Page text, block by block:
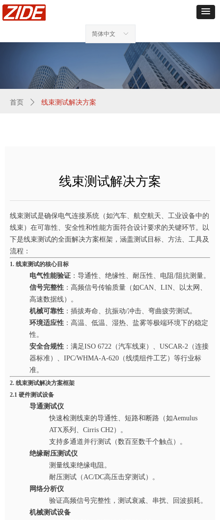
ꀅ
简体中文
首页 ꄲ 线束测试解决方案
线束测试解决方案
线束测试是确保电气连接系统（如汽车、航空航天、工业设备中的
线束）在可靠性、安全性和性能方面符合设计要求的关键环节。以
下是线束测试的全面解决方案框架，涵盖测试目标、方法、工具及
流程：
1. 线束测试的核心目标
电气性能验证 ：导通性、绝缘性、耐压性、电阻/阻抗测量。
信号完整性 ：高频信号传输质量（如CAN、LIN、以太网、
高速数据线）。
机械可靠性 ：插拔寿命、抗振动/冲击、弯曲疲劳测试。
环境适应性 ：高温、低温、湿热、盐雾等极端环境下的稳定
性。
安全合规性 ：满足ISO 6722（汽车线束）、USCAR-2（连接
器标准）、IPC/WHMA-A-620（线缆组件工艺）等行业标
准。
2. 线束测试解决方案框架
2.1 硬件测试设备
导通测试仪
快速检测线束的导通性、短路和断路（如Aemulus
ATX系列、Cirris CH2）。
支持多通道并行测试（数百至数千个触点）。
绝缘耐压测试仪
测量线束绝缘电阻。
耐压测试（AC/DC高压击穿测试）。
网络分析仪
验证高频信号完整性，测试衰减、串扰、回波损耗。
机械测试设备